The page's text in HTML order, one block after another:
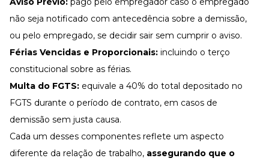
não seja notificado com antecedência sobre a demissão,
ou pelo empregado, se decidir sair sem cumprir o aviso.
Férias Vencidas e Proporcionais: incluindo o terço
constitucional sobre as férias.
Multa do FGTS: equivale a 40% do total depositado no
FGTS durante o período de contrato, em casos de
demissão sem justa causa.
Cada um desses componentes reflete um aspecto
diferente da relação de trabalho, assegurando que o